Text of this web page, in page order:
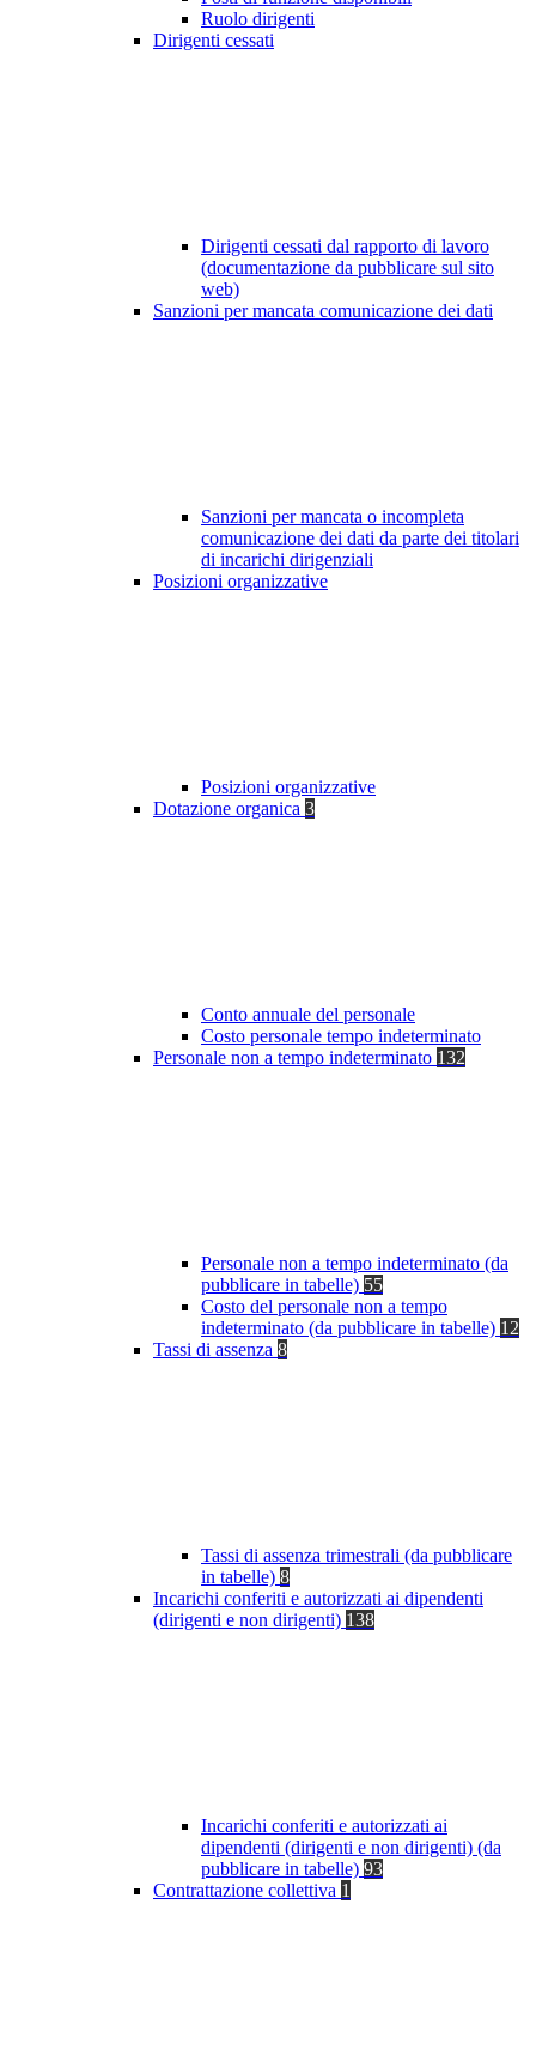
Ruolo dirigenti
Dirigenti cessati
Dirigenti cessati dal rapporto di lavoro
(documentazione da pubblicare sul sito
web)
Sanzioni per mancata comunicazione dei dati
Sanzioni per mancata o incompleta
comunicazione dei dati da parte dei titolari
di incarichi dirigenziali
Posizioni organizzative
Posizioni organizzative
Dotazione organica 3
Conto annuale del personale
Costo personale tempo indeterminato
Personale non a tempo indeterminato 132
Personale non a tempo indeterminato (da
pubblicare in tabelle) 55
Costo del personale non a tempo
indeterminato (da pubblicare in tabelle) 12
Tassi di assenza 8
Tassi di assenza trimestrali (da pubblicare
in tabelle) 8
Incarichi conferiti e autorizzati ai dipendenti
(dirigenti e non dirigenti) 138
Incarichi conferiti e autorizzati ai
dipendenti (dirigenti e non dirigenti) (da
pubblicare in tabelle) 93
Contrattazione collettiva 1